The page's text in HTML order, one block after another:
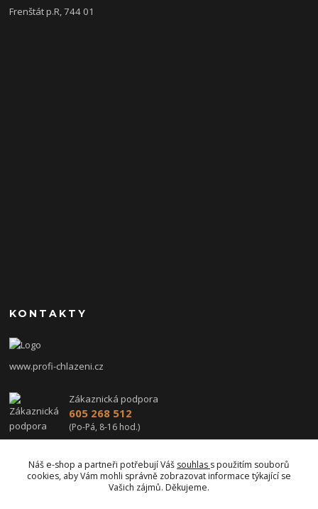
Frenštát p.R, 744 01
KONTAKTY
www.profi-chlazeni.cz
Zákaznická podpora
605 268 512
(Po-Pá, 8-16 hod.)
Náš e-shop a partneři potřebují Váš souhlas s použitím souborů
cookies, aby Vám mohli správně zobrazovat informace týkající se
Vašich zájmů. Děkujeme.